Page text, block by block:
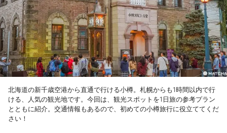
北海道の新千歳空港から直通で行ける小樽。札幌からも1時間以内で行
ける、人気の観光地です。今回は、観光スポットを1日旅の参考プラン
とともに紹介。交通情報もあるので、初めての小樽旅行に役立ててくだ
さい！